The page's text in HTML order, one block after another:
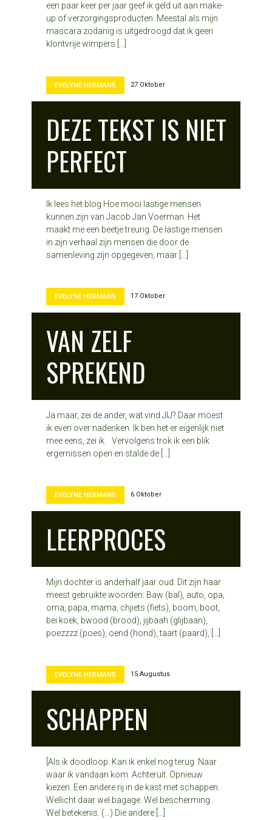
een paar keer per jaar geef ik geld uit aan make-
up of verzorgingsproducten. Meestal als mijn
mascara zodanig is uitgedroogd dat ik geen
klontvrije wimpers […]
EVELYNE HERMANS 27 Oktober
DEZE TEKST IS NIET
PERFECT
Ik lees het blog Hoe mooi lastige mensen
kunnen zijn van Jacob Jan Voerman. Het
maakt me een beetje treurig. De lastige mensen
in zijn verhaal zijn mensen die door de
samenleving zijn opgegeven, maar […]
EVELYNE HERMANS 17 Oktober
VAN ZELF
SPREKEND
Ja maar, zei de ander, wat vind JIJ? Daar moest
ik even over nadenken. Ik ben het er eigenlijk niet
mee eens, zei ik. Vervolgens trok ik een blik
ergernissen open en stalde de […]
EVELYNE HERMANS 6 Oktober
LEERPROCES
Mijn dochter is anderhalf jaar oud. Dit zijn haar
meest gebruikte woorden: Baw (bal), auto, opa,
oma, papa, mama, chjiets (fiets), boom, boot,
bei koek, bwood (brood), jijbaah (glijbaan),
poezzzz (poes), oend (hond), taart (paard), […]
EVELYNE HERMANS 15 Augustus
SCHAPPEN
[Als ik doodloop. Kan ik enkel nog terug. Naar
waar ik vandaan kom. Achteruit. Opnieuw
kiezen. Een andere rij in de kast met schappen.
Wellicht daar wel bagage. Wel bescherming.
Wel betekenis. (…) Die andere […]